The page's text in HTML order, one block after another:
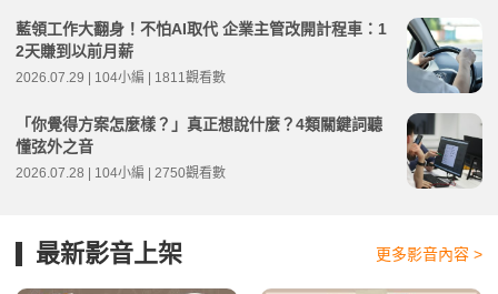
藍領工作大翻身！不怕AI取代 企業主管改開計程車：1
2天賺到以前月薪
2026.07.29 | 104小編 | 1811觀看數
「你覺得方案怎麼樣？」真正想說什麼？4類關鍵詞聽
懂弦外之音
2026.07.28 | 104小編 | 2750觀看數
最新影音上架 更多影音內容 >